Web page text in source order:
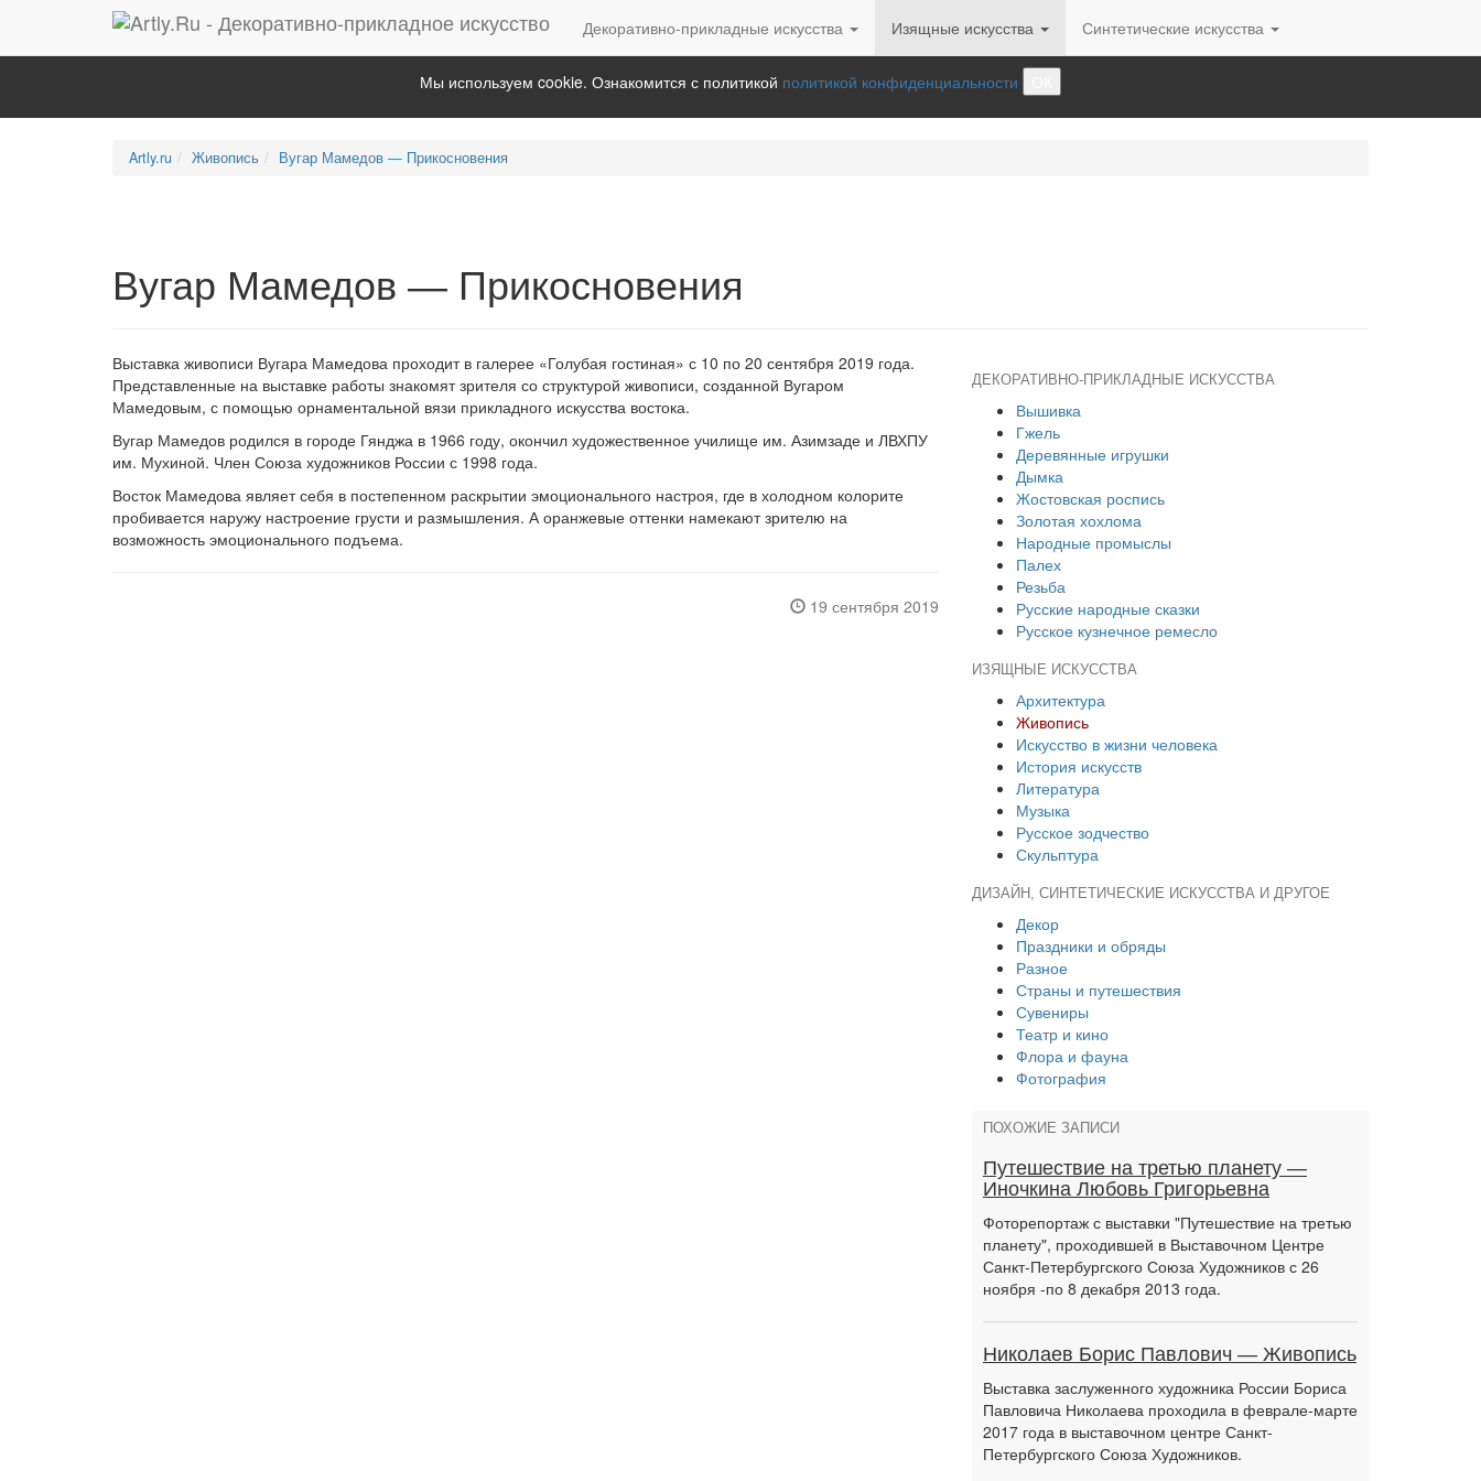
Декоративно-прикладные искусства Изящные искусства Синтетические искусства
Мы используем cookie. Ознакомится с политикой политикой конфиденциальности
Artly.ru Живопись Вугар Мамедов — Прикосновения
Вугар Мамедов — Прикосновения
Выставка живописи Вугара Мамедова проходит в галерее «Голубая гостиная» с 10 по 20 сентября 2019 года.
Представленные на выставке работы знакомят зрителя со структурой живописи, созданной Вугаром
Мамедовым, с помощью орнаментальной вязи прикладного искусства востока.
Вугар Мамедов родился в городе Гянджа в 1966 году, окончил художественное училище им. Азимзаде и ЛВХПУ
им. Мухиной. Член Союза художников России с 1998 года.
Восток Мамедова являет себя в постепенном раскрытии эмоционального настроя, где в холодном колорите
пробивается наружу настроение грусти и размышления. А оранжевые оттенки намекают зрителю на
возможность эмоционального подъема.
19 сентября 2019
ДЕКОРАТИВНО-ПРИКЛАДНЫЕ ИСКУССТВА
Вышивка
Гжель
Деревянные игрушки
Дымка
Жостовская роспись
Золотая хохлома
Народные промыслы
Палех
Резьба
Русские народные сказки
Русское кузнечное ремесло
ИЗЯЩНЫЕ ИСКУССТВА
Архитектура
Живопись
Искусство в жизни человека
История искусств
Литература
Музыка
Русское зодчество
Скульптура
ДИЗАЙН, СИНТЕТИЧЕСКИЕ ИСКУССТВА И ДРУГОЕ
Декор
Праздники и обряды
Разное
Страны и путешествия
Сувениры
Театр и кино
Флора и фауна
Фотография
ПОХОЖИЕ ЗАПИСИ
Путешествие на третью планету —
Иночкина Любовь Григорьевна
Фоторепортаж с выставки "Путешествие на третью
планету", проходившей в Выставочном Центре
Санкт-Петербургского Союза Художников с 26
ноября -по 8 декабря 2013 года.
Николаев Борис Павлович — Живопись
Выставка заслуженного художника России Бориса
Павловича Николаева проходила в феврале-марте
2017 года в выставочном центре Санкт-
Петербургского Союза Художников.